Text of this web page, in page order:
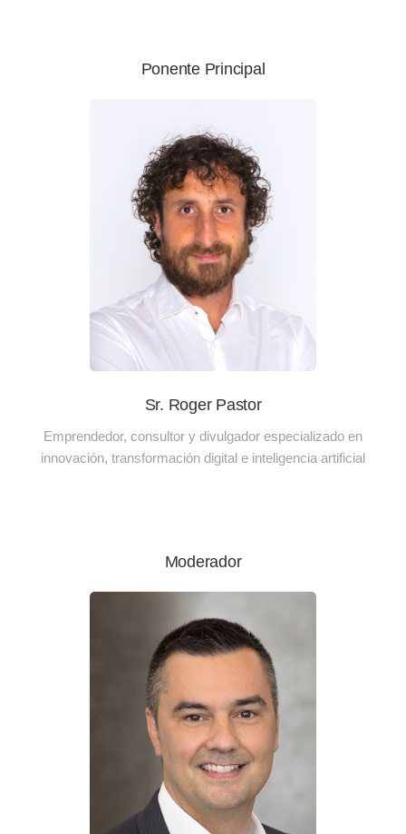
Ponente Principal
Sr. Roger Pastor
Emprendedor, consultor y divulgador especializado en
innovación, transformación digital e inteligencia artificial
Moderador